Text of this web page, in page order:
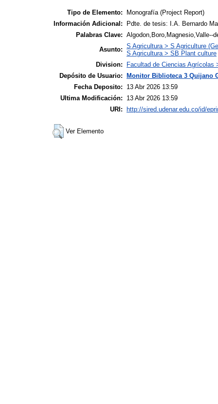
Tipo de Elemento:
Monografía (Project Report)
Información Adicional:
Pdte. de tesis: I.A. Bernardo
Palabras Clave: Algodon,Boro,Magnesio,Valle--
Asunto: S Agricultura > S Agriculture
S Agricultura > SB Plant culture
Division:
Facultad de Ciencias Agrícolas
Depósito de Usuario: Monitor Biblioteca 3 Quijano
Fecha Deposito:
13 Abr 2026 13:59
Ultima Modificación:
13 Abr 2026 13:59
URI: http://sired.udenar.edu.co/id/
Ver Elemento